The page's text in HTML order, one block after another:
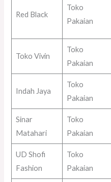
Red Black
Toko
Pakaian
Toko Vivin
Toko
Pakaian
Indah Jaya
Toko
Pakaian
Sinar
Matahari
Toko
Pakaian
UD Shofi
Fashion
Toko
Pakaian